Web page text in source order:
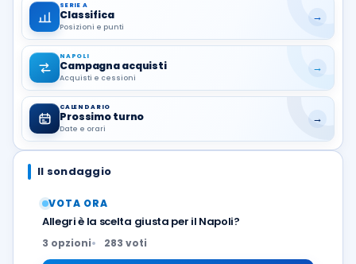
SERIE A
Classifica
Posizioni e punti
→
NAPOLI
Campagna acquisti
Acquisti e cessioni
→
CALENDARIO
Prossimo turno
Date e orari
→
Il sondaggio
VOTA ORA
Allegri è la scelta giusta per il Napoli?
3 opzioni 283 voti